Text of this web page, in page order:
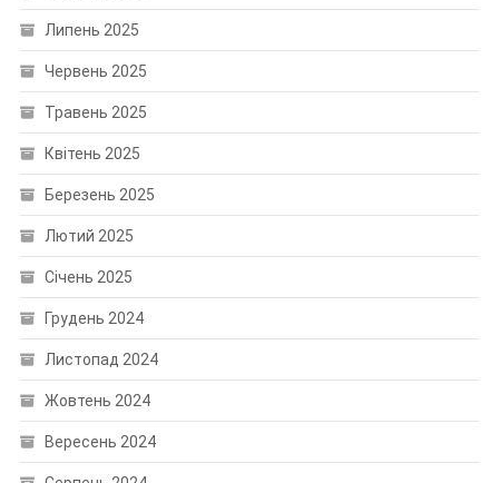
Липень 2025
Червень 2025
Травень 2025
Квітень 2025
Березень 2025
Лютий 2025
Січень 2025
Грудень 2024
Листопад 2024
Жовтень 2024
Вересень 2024